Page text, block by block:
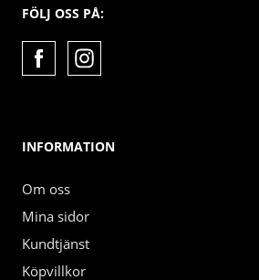
FÖLJ OSS PÅ:
INFORMATION
Om oss
Mina sidor
Kundtjänst
Köpvillkor